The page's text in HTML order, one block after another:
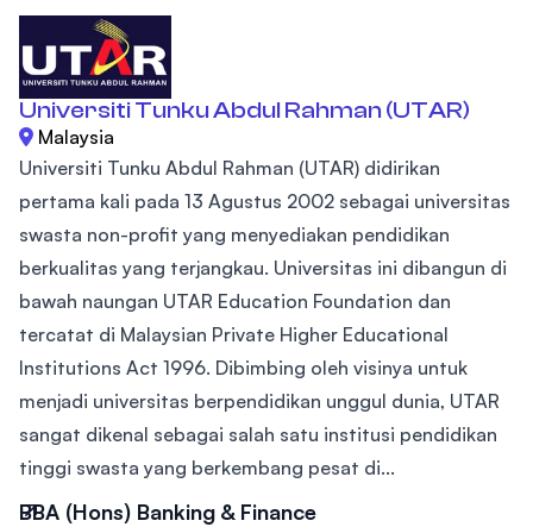
Universiti Tunku Abdul Rahman (UTAR)
Malaysia
Universiti Tunku Abdul Rahman (UTAR) didirikan
pertama kali pada 13 Agustus 2002 sebagai universitas
swasta non-profit yang menyediakan pendidikan
berkualitas yang terjangkau. Universitas ini dibangun di
bawah naungan UTAR Education Foundation dan
tercatat di Malaysian Private Higher Educational
Institutions Act 1996. Dibimbing oleh visinya untuk
menjadi universitas berpendidikan unggul dunia, UTAR
sangat dikenal sebagai salah satu institusi pendidikan
tinggi swasta yang berkembang pesat di...
BBA (Hons) Banking & Finance